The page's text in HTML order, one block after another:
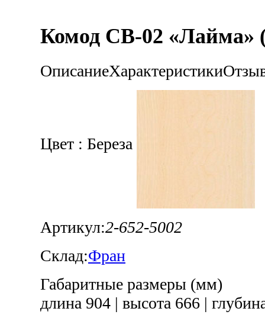
Комод СВ-02 «Лайма»
ОписаниеХарактеристики
Цвет : Береза
Артикул:2-652-5002
Склад:Фран
Габаритные размеры (мм)
длина 904 | высота 666 |